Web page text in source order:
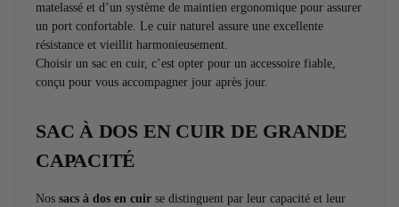
matelassé et d’un système de maintien ergonomique pour assurer
un port confortable. Le cuir naturel assure une excellente
résistance et vieillit harmonieusement.
Choisir un sac en cuir, c’est opter pour un accessoire fiable,
conçu pour vous accompagner jour après jour.
SAC À DOS EN CUIR DE GRANDE
CAPACITÉ
Nos sacs à dos en cuir se distinguent par leur capacité et leur